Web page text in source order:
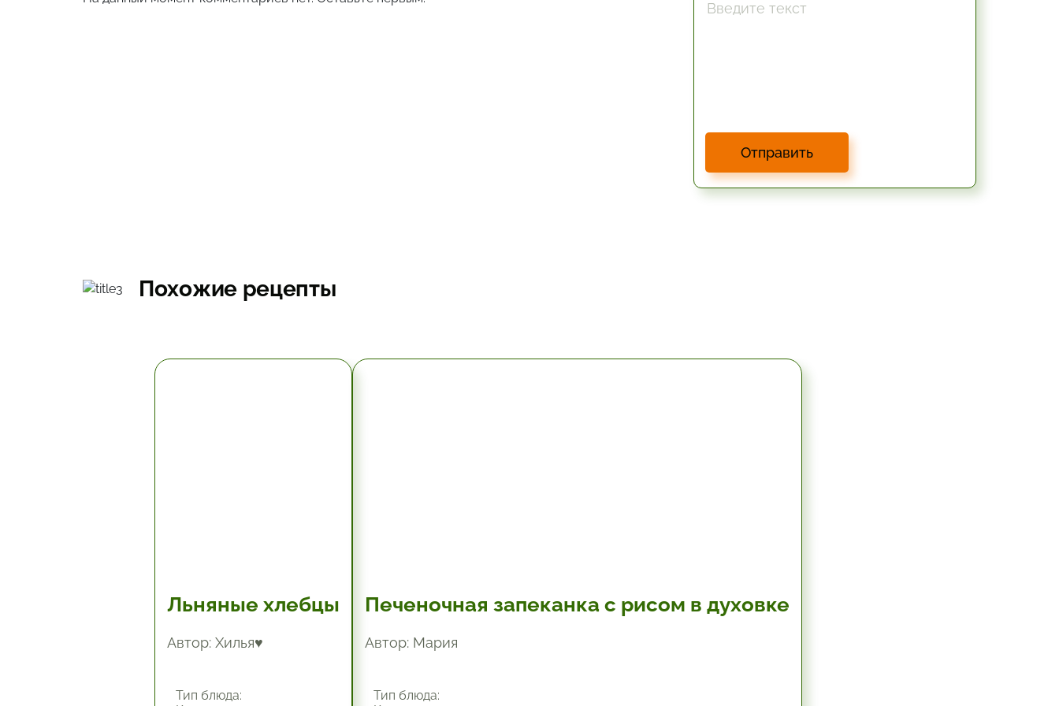
Отправить
Похожие рецепты
Льняные хлебцы
Автор: Хилья♥
Тип блюда:
Печеночная запеканка с рисом в духовке
Автор: Мария
Тип блюда: